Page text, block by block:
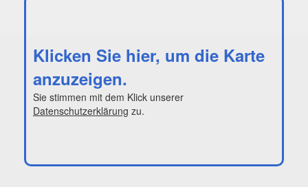
Klicken Sie hier, um die Karte
anzuzeigen.
Sie stimmen mit dem Klick unserer
Datenschutzerklärung zu.